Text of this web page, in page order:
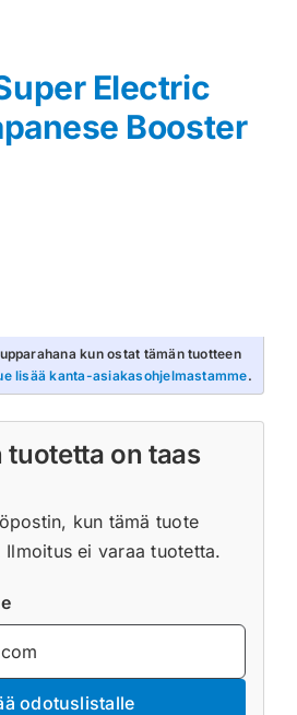
Electric
Booster
kun ostat tämän tuotteen
lisää kanta-asiakasohjelmastamme.
tuotetta on taas
kun tämä tuote
ei varaa tuotetta.
odotuslistalle